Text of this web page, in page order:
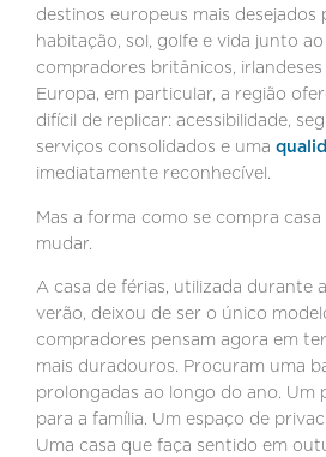
destinos europeus mais desejados
habitação, sol, golfe e vida junto ao
compradores britânicos,
Europa, em particular, a região
difícil de replicar: acessibilidade,
serviços consolidados e uma
imediatamente reconhecível.
Mas a forma como se compra
mudar.
A casa de férias, utilizada durante
verão, deixou de ser o único
compradores pensam agora em
mais duradouros. Procuram uma
prolongadas ao longo do ano.
para a família. Um espaço de
Uma casa que faça sentido em